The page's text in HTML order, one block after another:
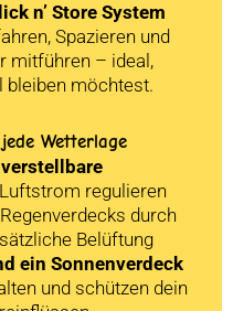
n’ Store System
Spazieren und
mitführen – ideal,
bleiben möchtest.
Wetterlage
verstellbare
regulieren
durch
Belüftung
ein Sonnenverdeck
und schützen dein